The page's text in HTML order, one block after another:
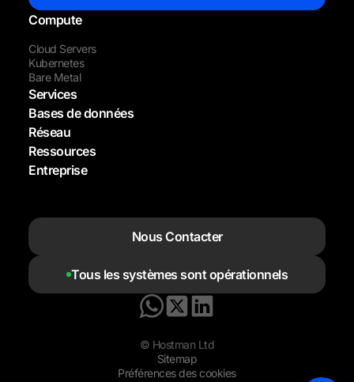
Compute
Cloud Servers
Kubernetes
Bare Metal
Services
Bases de données
Réseau
Ressources
Entreprise
Tous les systèmes sont opérationnels
Nous Contacter
© Hostman Ltd
Sitemap
Préférences des cookies